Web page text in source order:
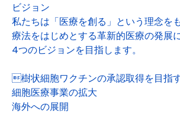
ビジョン
私たちは「医療を創る」という理念を
療法をはじめとする革新的医療の発展
4つのビジョンを目指します。
樹状細胞ワクチンの承認取得を目指
細胞医療事業の拡大
海外への展開